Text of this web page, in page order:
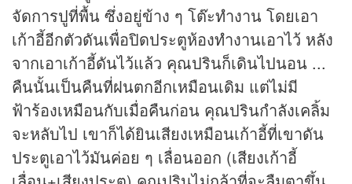
จัดการปูที่พื้น ซึ่งอยู่ข้าง ๆ โต๊ะทำงาน โดยเอา
เก้าอี้อีกตัวดันเพื่อปิดประตูห้องทำงานเอาไว้ หลัง
จากเอาเก้าอี้ดันไว้แล้ว คุณปรินก็เดินไปนอน ...
คืนนั้นเป็นคืนที่ฝนตกอีกเหมือนเดิม แต่ไม่มี
ฟ้าร้องเหมือนกับเมื่อคืนก่อน คุณปรินกำลังเคลิ้ม
จะหลับไป เขาก็ได้ยินเสียงเหมือนเก้าอี้ที่เขาดัน
ประตูเอาไว้มันค่อย ๆ เลื่อนออก (เสียงเก้าอี้